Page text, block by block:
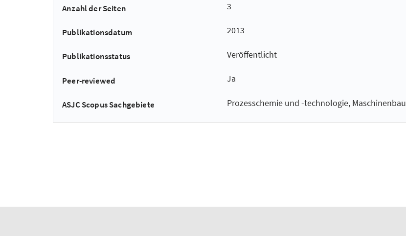
Anzahl der Seiten 3
Publikationsdatum 2013
Publikationsstatus Veröffentlicht
Peer-reviewed Ja
ASJC Scopus Sachgebiete Prozesschemie und -technologie, Maschinenbau